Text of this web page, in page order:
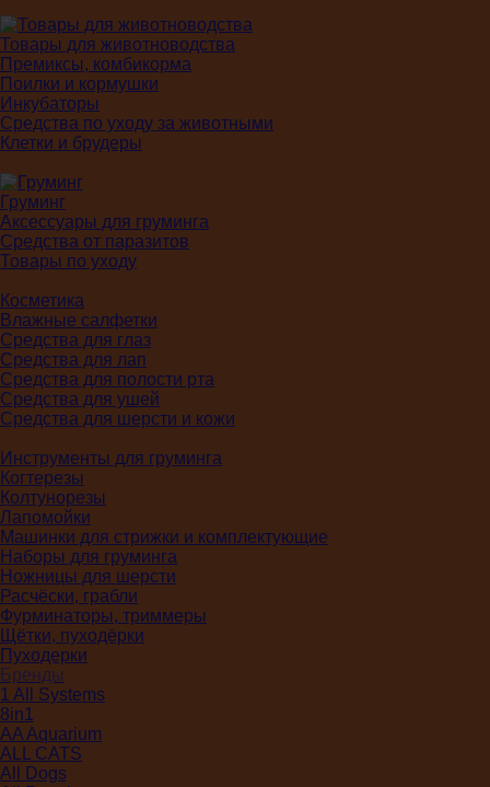
Товары для животноводства
Премиксы, комбикорма
Поилки и кормушки
Инкубаторы
Средства по уходу за животными
Клетки и брудеры
Груминг
Аксессуары для груминга
Средства от паразитов
Товары по уходу
Косметика
Влажные салфетки
Средства для глаз
Средства для лап
Средства для полости рта
Средства для ушей
Средства для шерсти и кожи
Инструменты для груминга
Когтерезы
Колтунорезы
Лапомойки
Машинки для стрижки и комплектующие
Наборы для груминга
Ножницы для шерсти
Расчёски, грабли
Фурминаторы, триммеры
Щётки, пуходёрки
Пуходерки
Бренды
1 All Systems
8in1
AA Aquarium
ALL CATS
All Dogs